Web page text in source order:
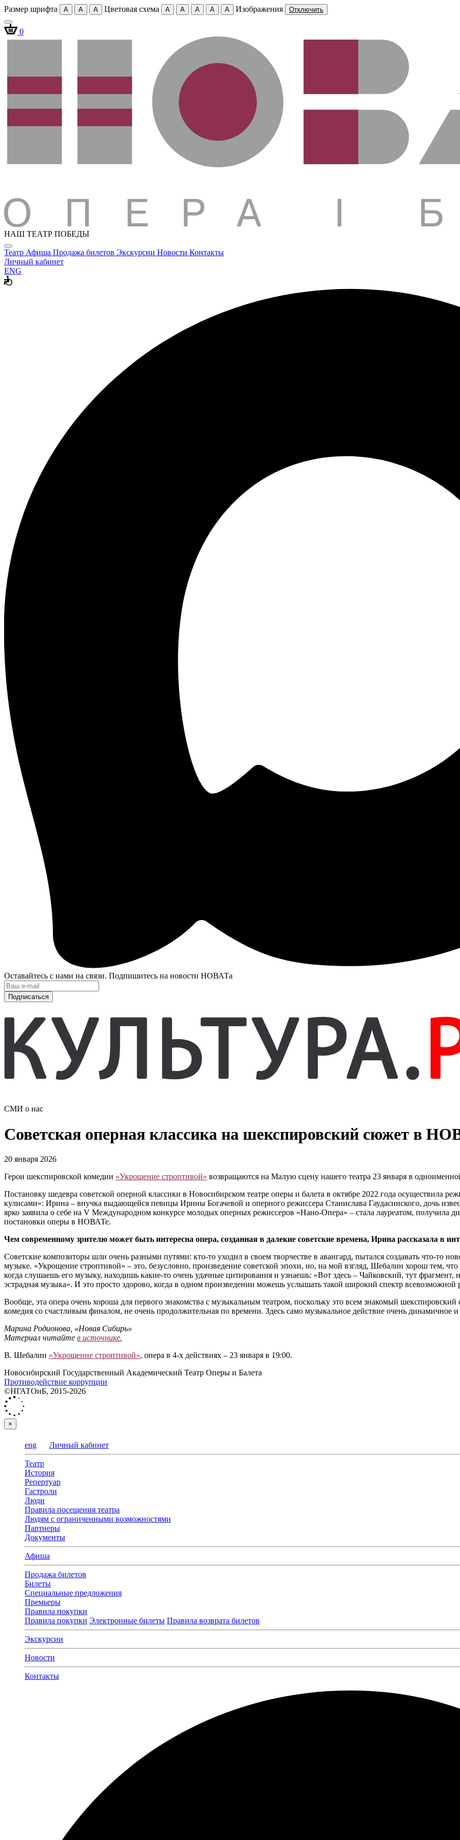
Размер шрифта A A A Цветовая схема A A A A A Изображения Отключить
0
НАШ ТЕАТР ПОБЕДЫ
Театр Афиша Продажа билетов Экскурсии Новости Контакты
Личный кабинет
ENG
Оставайтесь с нами на связи. Подпишитесь на новости НОВАТа
Подписаться
СМИ о нас
Советская оперная классика на шекспировский сюжет в
20 января 2026
Герои шекспировской комедии «Укрощение строптивой» возвращаются на Малую сцену нашего театра 23 января в
Постановку шедевра советской оперной классики в Новосибирском театре оперы и балета в октябре 2022 года осуществила
кулисами»: Ирина ‒ внучка выдающейся певицы Ирины Богачевой и оперного режиссера Станислава Гаудасинского, дочь
ярко заявила о себе на V Международном конкурсе молодых оперных режиссеров «Нано-Опера» ‒ стала лауреатом, получила
постановки оперы в НОВАТе.
Чем современному зрителю может быть интересна опера, созданная в далекие советские времена, Ирина рассказала в
Советские композиторы шли очень разными путями: кто-то уходил в своем творчестве в авангард, пытался создавать что-то
музыке. «Укрощение строптивой» – это, безусловно, произведение советской эпохи, но, на мой взгляд, Шебалин хорош тем,
когда слушаешь его музыку, находишь какие-то очень удачные цитирования и узнаешь: «Вот здесь – Чайковский, тут
эстрадная музыка». И это просто здорово, когда в одном произведении можешь услышать такой широкий спектр всевозможной
Вообще, эта опера очень хороша для первого знакомства с музыкальным театром, поскольку это всем знакомый
комедия со счастливым финалом, не очень продолжительная по времени. Здесь само музыкальное действие очень динамичное
Марина Родионова, «Новая Сибирь»
Материал читайте в источнике.
В. Шебалин «Укрощение строптивой», опера в 4-х действиях – 23 января в 19:00.
Новосибирский Государственный Академический Театр Оперы и Балета
Противодействие коррупции
©НГАТОиБ, 2015-2026
×
eng Личный кабинет
Театр
История
Репертуар
Гастроли
Люди
Правила посещения театра
Людям с ограниченными возможностями
Партнеры
Документы
Афиша
Продажа билетов
Билеты
Специальные предложения
Премьеры
Правила покупки
Правила покупки Электронные билеты Правила возврата билетов
Экскурсии
Новости
Контакты